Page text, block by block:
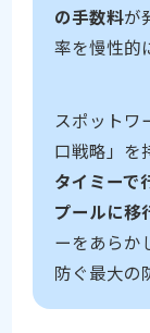
の手数料が
率を慢性的
スポットワ
口戦略」を
タイミーで
プールに移
ーをあらか
防ぐ最大の